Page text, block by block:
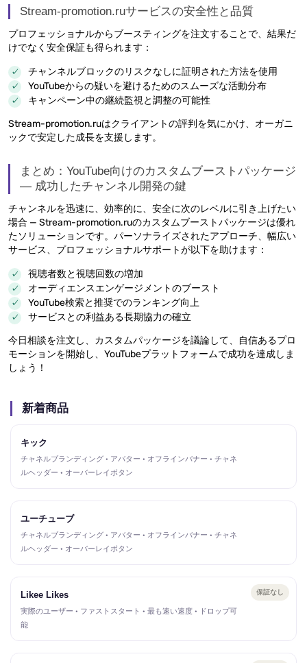
Stream-promotion.ruサービスの安全性と品質
プロフェッショナルからブースティングを注文することで、結果だ
けでなく安全保証も得られます：
チャンネルブロックのリスクなしに証明された方法を使用
YouTubeからの疑いを避けるためのスムーズな活動分布
キャンペーン中の継続監視と調整の可能性
Stream-promotion.ruはクライアントの評判を気にかけ、オーガニ
ックで安定した成長を支援します。
まとめ：YouTube向けのカスタムブーストパッケージ
— 成功したチャンネル開発の鍵
チャンネルを迅速に、効率的に、安全に次のレベルに引き上げたい
場合 — Stream-promotion.ruのカスタムブーストパッケージは優れ
たソリューションです。パーソナライズされたアプローチ、幅広い
サービス、プロフェッショナルサポートが以下を助けます：
視聴者数と視聴回数の増加
オーディエンスエンゲージメントのブースト
YouTube検索と推奨でのランキング向上
サービスとの利益ある長期協力の確立
今日相談を注文し、カスタムパッケージを議論して、自信あるプロ
モーションを開始し、YouTubeプラットフォームで成功を達成しま
しょう！
新着商品
キック
チャネルブランディング · アバター · オフラインバナー · チャネ
ルヘッダー · オーバーレイボタン
ユーチューブ
チャネルブランディング · アバター · オフラインバナー · チャネ
ルヘッダー · オーバーレイボタン
保証なし
Likee Likes
実際のユーザー · ファストスタート · 最も速い速度 · ドロップ可
能